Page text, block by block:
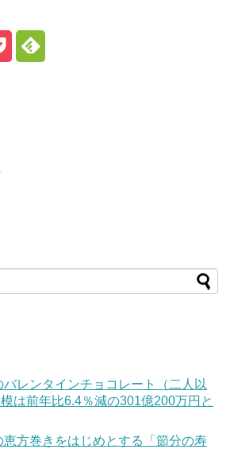
バレンタインチョコレート（二人以
模は前年比6.4％減の301億200万円と
恵方巻きをはじめとする「節分の寿